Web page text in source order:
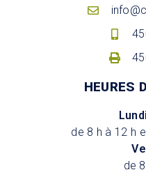
HEURES
de 8 h à 12 h
de